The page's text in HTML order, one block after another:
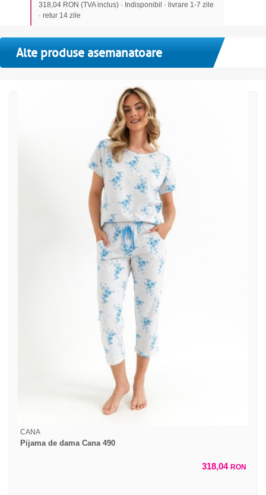
318,04 RON (TVA inclus) · Indisponibil · livrare 1-7 zile
· retur 14 zile
Alte produse asemanatoare
CANA
Pijama de dama Cana 490
318,04 RON